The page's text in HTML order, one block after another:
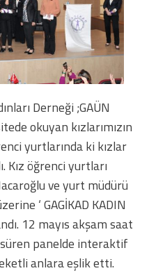
Derneği ;GAÜN
okuyan kızlarımızın
yurtlarında ki kızlar
Kız öğrenci yurtları
ve yurt müdürü
‘ GAGİKAD KADIN
12 mayıs akşam saat
panelde interaktif
anlara eşlik etti.